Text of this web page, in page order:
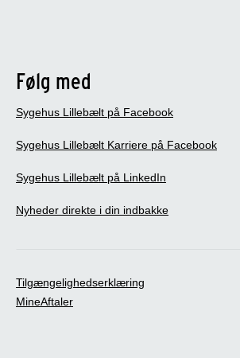
Følg med
Sygehus Lillebælt på Facebook
Sygehus Lillebælt Karriere på Facebook
Sygehus Lillebælt på LinkedIn
Nyheder direkte i din indbakke
Tilgængelighedserklæring
MineAftaler